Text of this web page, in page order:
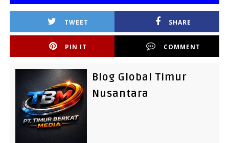
TWEET SHARE
PIN IT COMMENT
Blog Global Timur
Nusantara